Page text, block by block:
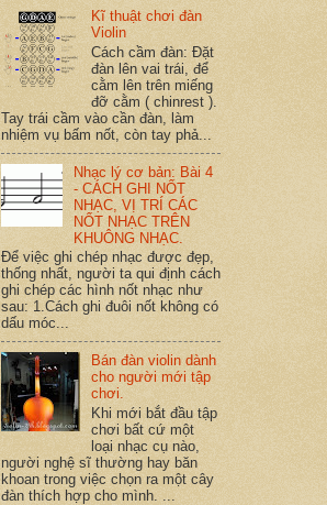
Kĩ thuật chơi đàn
Violin
Cách cầm đàn: Đặt
đàn lên vai trái, để
cằm lên trên miếng
đỡ cằm ( chinrest ).
Tay trái cầm vào cần đàn, làm
nhiệm vụ bấm nốt, còn tay phả...
Nhạc lý cơ bản: Bài 4
- CÁCH GHI NỐT
NHẠC, VỊ TRÍ CÁC
NỐT NHẠC TRÊN
KHUÔNG NHẠC.
Để việc ghi chép nhạc được đẹp,
thống nhất, người ta qui định cách
ghi chép các hình nốt nhạc như
sau: 1.Cách ghi đuôi nốt không có
dấu móc...
Bán đàn violin dành
cho người mới tập
chơi.
Khi mới bắt đầu tập
chơi bất cứ một
loại nhạc cụ nào,
người nghệ sĩ thường hay băn
khoan trong việc chọn ra một cây
đàn thích hợp cho mình. ...